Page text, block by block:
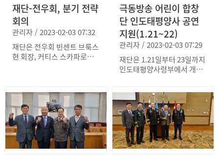
재단-전우회, 분기 전략
회의
관리자 / 2023-02-03 07:32
재단은 전우회 빈센트 브룩스
현 회장, 커티스 스카파로티
다. 재단은 올해 한미동맹 평
화 컨퍼런스, 주한미군 전사
자 추모비 건립, 싱글러브 장
군 및 웨버 대령 추모 조형물
건립, 제2회 윌리엄 웨버 대령
동맹상 시상을 위한 협력 소
극동방송 어린이 합창
단 인도태평양사 공연
지원(1.21~22)
관리자 / 2023-02-03 07:29
재단은 1.21일부터 23일까지
인도태평양사령부에서 개최
지원하고 합창단을 격려했다.
이번 공연은 한미동맹의 전략
적 중심인 인도태평양사령부
의 한반도 방위를 위한 기여
에 감사하는 자리로 마련되었
다. 파파로 태평양함대 사령